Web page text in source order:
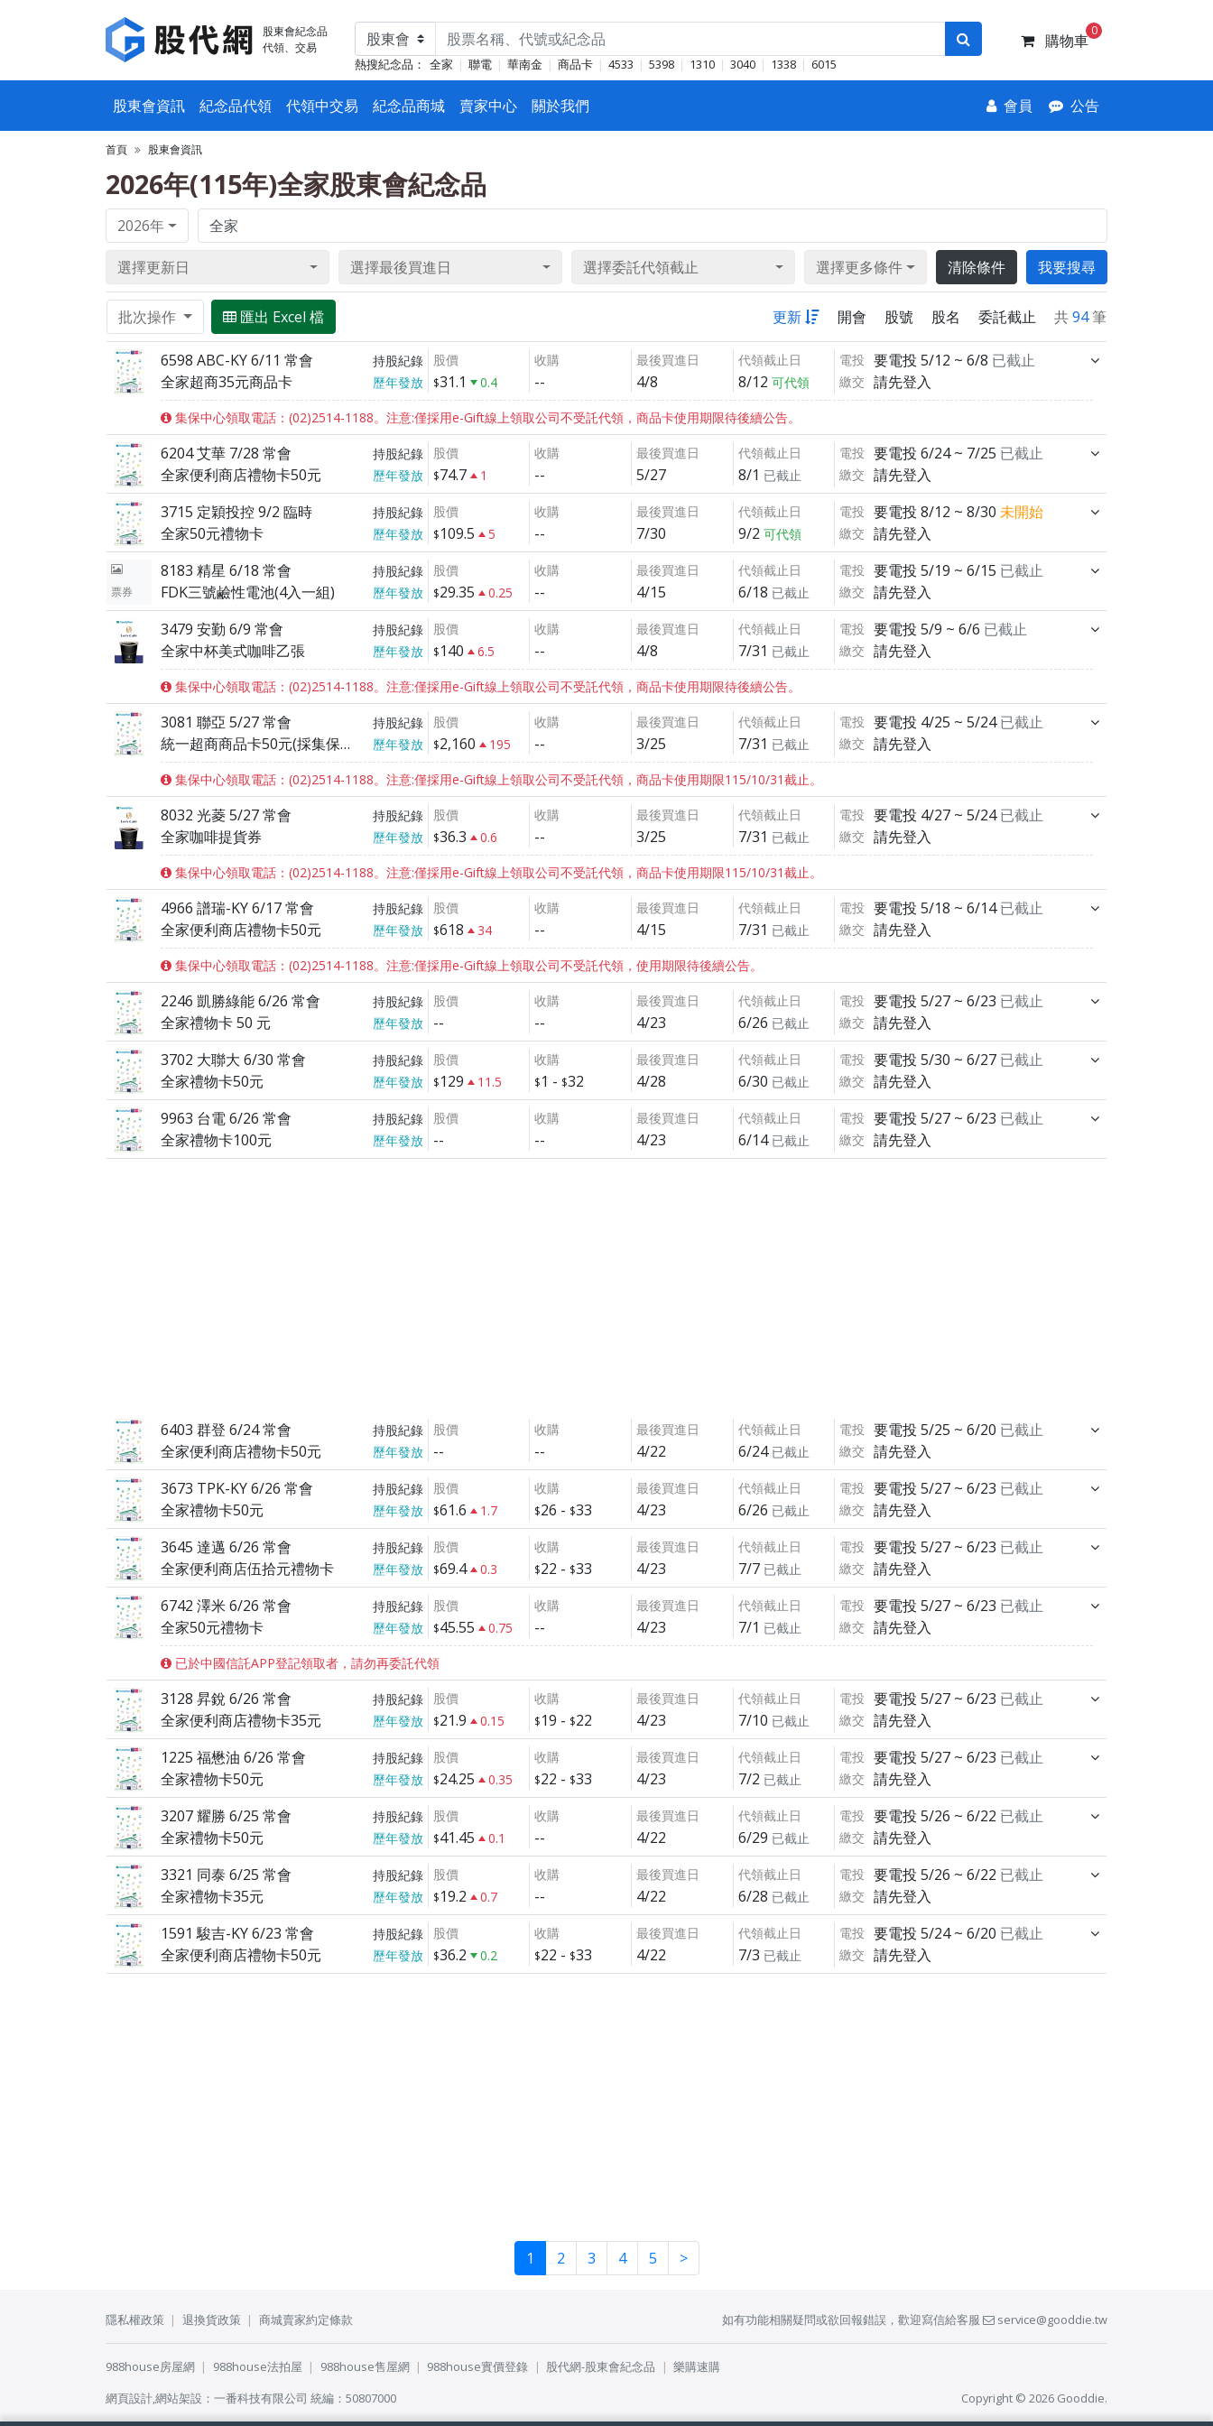
股東會紀念品
代領、交易
熱搜紀念品： 全家 聯電 華南金 商品卡 4533 5398 1310 3040 1338 6015
購物車
0
股東會資訊 紀念品代領 代領中交易 紀念品商城 賣家中心 關於我們 會員 公告
首頁 股東會資訊
2026年(115年)全家股東會紀念品
2026年
選擇更新日 選擇最後買進日 選擇委託代領截止 選擇更多條件 清除條件 我要搜尋
批次操作 匯出 Excel 檔 更新 開會 股號 股名 委託截止 共94筆
6598 ABC-KY 6/11 常會 持股紀錄
全家超商35元商品卡 歷年發放
股價
31.1 0.4
收購
--
最後買進日
4/8
代領截止日
8/12 可代領
電投 要電投 5/12 ~ 6/8 已截止
繳交 請先登入
集保中心領取電話：(02)2514-1188。注意:僅採用e-Gift線上領取公司不受託代領，商品卡使用期限待後續公告。
6204 艾華 7/28 常會 持股紀錄
全家便利商店禮物卡50元 歷年發放
股價
74.7 1
收購
--
最後買進日
5/27
代領截止日
8/1 已截止
電投 要電投 6/24 ~ 7/25 已截止
繳交
請先登入
3715 定穎投控 9/2 臨時
持股紀錄
全家50元禮物卡 歷年發放
股價
109.5 5
收購
--
最後買進日
7/30
代領截止日
9/2 可代領
電投 要電投 8/12 ~ 8/30 未開始
繳交 請先登入
票券
8183 精星 6/18 常會 持股紀錄
FDK三號鹼性電池(4入一組) 歷年發放
股價
29.35 0.25
收購
--
最後買進日
4/15
代領截止日
6/18 已截止
電投 要電投 5/19 ~ 6/15 已截止
繳交
請先登入
3479 安勤 6/9 常會
持股紀錄
全家中杯美式咖啡乙張 歷年發放
股價
140 6.5
收購
--
最後買進日
4/8
代領截止日
7/31 已截止
電投 要電投 5/9 ~ 6/6 已截止
繳交 請先登入
集保中心領取電話：(02)2514-1188。注意:僅採用e-Gift線上領取公司不受託代領，商品卡使用期限待後續公告。
3081 聯亞 5/27 常會 持股紀錄
統一超商商品卡50元(採集保電子化服務eGift) (公司於03/31公告紀念品變更為全家便利商店禮物卡50元) 歷年發放
股價
2,160 195
收購
--
最後買進日
3/25
代領截止日
7/31 已截止
電投 要電投 4/25 ~ 5/24 已截止
繳交 請先登入
集保中心領取電話：(02)2514-1188。注意:僅採用e-Gift線上領取公司不受託代領，商品卡使用期限115/10/31截止。
8032 光菱 5/27 常會 持股紀錄
全家咖啡提貨券 歷年發放
股價
36.3 0.6
收購
--
最後買進日
3/25
代領截止日
7/31 已截止
電投 要電投 4/27 ~ 5/24 已截止
繳交 請先登入
集保中心領取電話：(02)2514-1188。注意:僅採用e-Gift線上領取公司不受託代領，商品卡使用期限115/10/31截止。
4966 譜瑞-KY 6/17 常會 持股紀錄
全家便利商店禮物卡50元 歷年發放
股價
618 34
收購
--
最後買進日
4/15
代領截止日
7/31 已截止
電投 要電投 5/18 ~ 6/14 已截止
繳交 請先登入
集保中心領取電話：(02)2514-1188。注意:僅採用e-Gift線上領取公司不受託代領，使用期限待後續公告。
2246 凱勝綠能 6/26 常會 持股紀錄
全家禮物卡 50 元 歷年發放
股價
--
收購
--
最後買進日
4/23
代領截止日
6/26 已截止
電投 要電投 5/27 ~ 6/23 已截止
繳交
請先登入
3702 大聯大 6/30 常會
持股紀錄
全家禮物卡50元 歷年發放
股價
129 11.5
收購
1 - 32
最後買進日
4/28
代領截止日
6/30 已截止
電投 要電投 5/30 ~ 6/27 已截止
繳交
請先登入
9963 台電 6/26 常會
持股紀錄
全家禮物卡100元 歷年發放
股價
--
收購
--
最後買進日
4/23
代領截止日
6/14 已截止
電投 要電投 5/27 ~ 6/23 已截止
繳交 請先登入
6403 群登 6/24 常會 持股紀錄
全家便利商店禮物卡50元 歷年發放
股價
--
收購
--
最後買進日
4/22
代領截止日
6/24 已截止
電投 要電投 5/25 ~ 6/20 已截止
繳交
請先登入
3673 TPK-KY 6/26 常會
持股紀錄
全家禮物卡50元 歷年發放
股價
61.6 1.7
收購
26 - 33
最後買進日
4/23
代領截止日
6/26 已截止
電投 要電投 5/27 ~ 6/23 已截止
繳交
請先登入
3645 達邁 6/26 常會
持股紀錄
全家便利商店伍拾元禮物卡 歷年發放
股價
69.4 0.3
收購
22 - 33
最後買進日
4/23
代領截止日
7/7 已截止
電投 要電投 5/27 ~ 6/23 已截止
繳交
請先登入
6742 澤米 6/26 常會
持股紀錄
全家50元禮物卡 歷年發放
股價
45.55 0.75
收購
--
最後買進日
4/23
代領截止日
7/1 已截止
電投 要電投 5/27 ~ 6/23 已截止
繳交 請先登入
已於中國信託APP登記領取者，請勿再委託代領
3128 昇銳 6/26 常會 持股紀錄
全家便利商店禮物卡35元 歷年發放
股價
21.9 0.15
收購
19 - 22
最後買進日
4/23
代領截止日
7/10 已截止
電投 要電投 5/27 ~ 6/23 已截止
繳交
請先登入
1225 福懋油 6/26 常會
持股紀錄
全家禮物卡50元 歷年發放
股價
24.25 0.35
收購
22 - 33
最後買進日
4/23
代領截止日
7/2 已截止
電投 要電投 5/27 ~ 6/23 已截止
繳交
請先登入
3207 耀勝 6/25 常會
持股紀錄
全家禮物卡50元 歷年發放
股價
41.45 0.1
收購
--
最後買進日
4/22
代領截止日
6/29 已截止
電投 要電投 5/26 ~ 6/22 已截止
繳交
請先登入
3321 同泰 6/25 常會
持股紀錄
全家禮物卡35元 歷年發放
股價
19.2 0.7
收購
--
最後買進日
4/22
代領截止日
6/28 已截止
電投 要電投 5/26 ~ 6/22 已截止
繳交
請先登入
1591 駿吉-KY 6/23 常會
持股紀錄
全家便利商店禮物卡50元 歷年發放
股價
36.2 0.2
收購
22 - 33
最後買進日
4/22
代領截止日
7/3 已截止
電投 要電投 5/24 ~ 6/20 已截止
繳交 請先登入
1 2 3 4 5 >
隱私權政策 退換貨政策 商城賣家約定條款 如有功能相關疑問或欲回報錯誤，歡迎寫信給客服 service@gooddie.tw
988house房屋網 988house法拍屋 988house售屋網 988house實價登錄 股代網-股東會紀念品
樂購速購
網頁設計,網站架設 ： 一番科技有限公司 統編：50807000 Copyright © 2026 Gooddie.